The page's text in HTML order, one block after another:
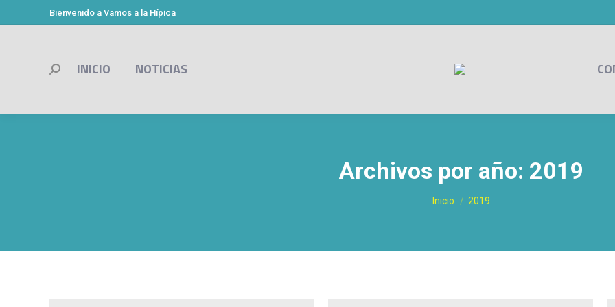
Bienvenido a Vamos a la Hípica
INICIO NOTICIAS
Buscar:
Archivos por año: 2019
Estás aquí:
Inicio 2019